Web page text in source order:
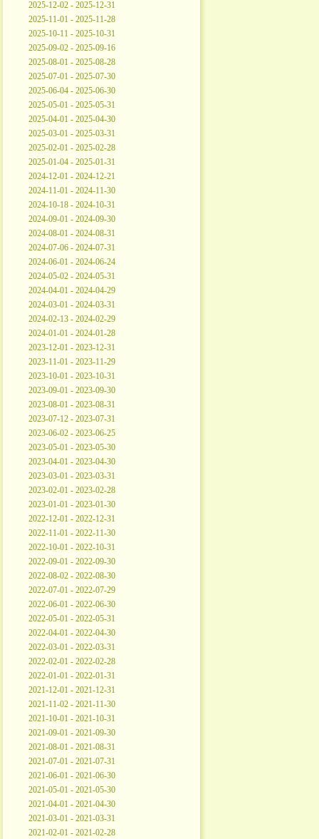
2025-12-02 - 2025-12-31
2025-11-01 - 2025-11-28
2025-10-11 - 2025-10-31
2025-09-02 - 2025-09-16
2025-08-01 - 2025-08-28
2025-07-01 - 2025-07-30
2025-06-04 - 2025-06-30
2025-05-01 - 2025-05-31
2025-04-01 - 2025-04-30
2025-03-01 - 2025-03-31
2025-02-01 - 2025-02-28
2025-01-04 - 2025-01-31
2024-12-01 - 2024-12-21
2024-11-01 - 2024-11-30
2024-10-18 - 2024-10-31
2024-09-01 - 2024-09-30
2024-08-01 - 2024-08-31
2024-07-06 - 2024-07-31
2024-06-01 - 2024-06-24
2024-05-02 - 2024-05-31
2024-04-01 - 2024-04-29
2024-03-01 - 2024-03-31
2024-02-13 - 2024-02-29
2024-01-01 - 2024-01-28
2023-12-01 - 2023-12-31
2023-11-01 - 2023-11-29
2023-10-01 - 2023-10-31
2023-09-01 - 2023-09-30
2023-08-01 - 2023-08-31
2023-07-12 - 2023-07-31
2023-06-02 - 2023-06-25
2023-05-01 - 2023-05-30
2023-04-01 - 2023-04-30
2023-03-01 - 2023-03-31
2023-02-01 - 2023-02-28
2023-01-01 - 2023-01-30
2022-12-01 - 2022-12-31
2022-11-01 - 2022-11-30
2022-10-01 - 2022-10-31
2022-09-01 - 2022-09-30
2022-08-02 - 2022-08-30
2022-07-01 - 2022-07-29
2022-06-01 - 2022-06-30
2022-05-01 - 2022-05-31
2022-04-01 - 2022-04-30
2022-03-01 - 2022-03-31
2022-02-01 - 2022-02-28
2022-01-01 - 2022-01-31
2021-12-01 - 2021-12-31
2021-11-02 - 2021-11-30
2021-10-01 - 2021-10-31
2021-09-01 - 2021-09-30
2021-08-01 - 2021-08-31
2021-07-01 - 2021-07-31
2021-06-01 - 2021-06-30
2021-05-01 - 2021-05-30
2021-04-01 - 2021-04-30
2021-03-01 - 2021-03-31
2021-02-01 - 2021-02-28